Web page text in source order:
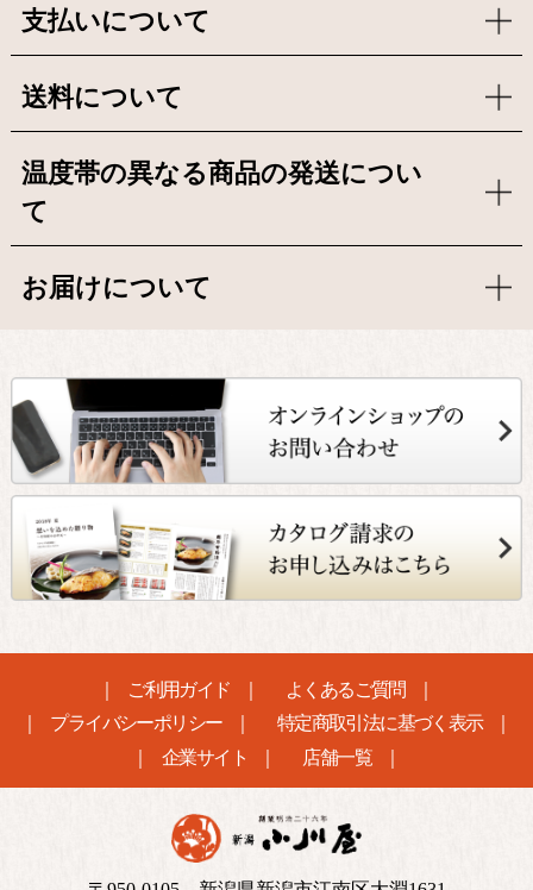
支払いについて
送料について
温度帯の異なる商品の発送につい
て
お届けについて
ご利用ガイド
よくあるご質問
プライバシーポリシー
特定商取引法に基づく表示
企業サイト
店舗一覧